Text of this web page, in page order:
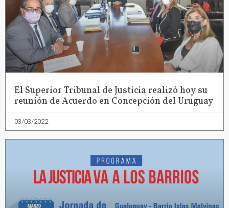
El Superior Tribunal de Justicia realizó hoy su
reunión de Acuerdo en Concepción del Uruguay
03/03/2022